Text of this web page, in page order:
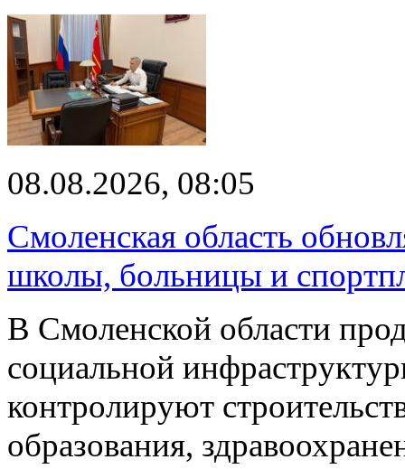
08.08.2026, 08:05
Смоленская область
школы, больницы и
В Смоленской области
социальной
контролируют
образования,